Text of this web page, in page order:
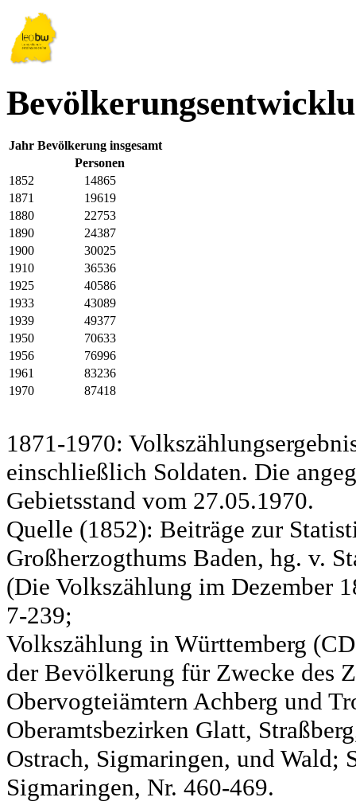
Jahr Bevölkerung insgesamt
Personen
1852
14865
1871
19619
1880
22753
1890
24387
1900
30025
1910
36536
1925
40586
1933
43089
1939
49377
1950
70633
1956
76996
1961
83236
1970
87418
1871-1970:
einschließlich Soldaten. Die
Gebietsstand vom 27.05.1970.
Quelle (1852): Beiträge zur
Großherzogthums Baden, hg. v.
(Die Volkszählung im Dezember
7-239;
Volkszählung in Württemberg
der Bevölkerung für Zwecke des
Obervogteiämtern Achberg und
Oberamtsbezirken Glatt,
Ostrach, Sigmaringen, und Wald;
Sigmaringen, Nr. 460-469.